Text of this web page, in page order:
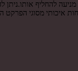
להחליף
מסוגי הפרקט